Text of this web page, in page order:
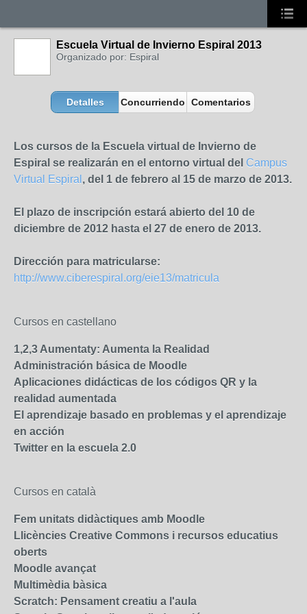
Escuela Virtual de Invierno Espiral 2013
Organizado por: Espiral
Detalles Concurriendo Comentarios
Los cursos de la Escuela virtual de Invierno de
Espiral se realizarán en el entorno virtual del Campus
Virtual Espiral , del 1 de febrero al 15 de marzo de 2013.
El plazo de inscripción estará abierto del 10 de
diciembre de 2012 hasta el 27 de enero de 2013.
Dirección para matricularse:
http://www.ciberespiral.org/eie13/matricula
Cursos en castellano
1,2,3 Aumentaty: Aumenta la Realidad
Administración básica de Moodle
Aplicaciones didácticas de los códigos QR y la
realidad aumentada
El aprendizaje basado en problemas y el aprendizaje
en acción
Twitter en la escuela 2.0
Cursos en català
Fem unitats didàctiques amb Moodle
Llicències Creative Commons i recursos educatius
oberts
Moodle avançat
Multimèdia bàsica
Scratch: Pensament creatiu a l'aula